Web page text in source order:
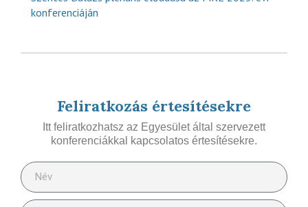
konferenciáján
Feliratkozás értesítésekre
Itt feliratkozhatsz az Egyesület által szervezett
konferenciákkal kapcsolatos értesítésekre.